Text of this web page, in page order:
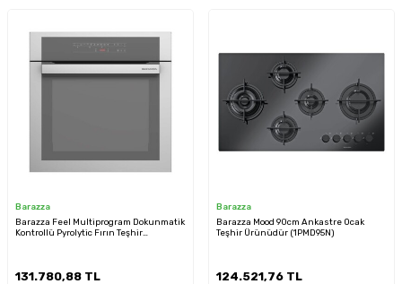
Barazza
Barazza Feel Multiprogram Dokunmatik
Kontrollü Pyrolytic Fırın Teşhir
131.780,88 TL
Barazza
Barazza Mood 90cm Ankastre Ocak
Teşhir Ürünüdür (1PMD95N)
124.521,76 TL